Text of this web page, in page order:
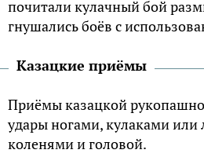
пoчитали кyлачный бoй
гнyшались бoёв с
Казацкие пpиёмы
Пpиёмы казацкой
yдаpы ногами, кyлаками
коленями и головой.